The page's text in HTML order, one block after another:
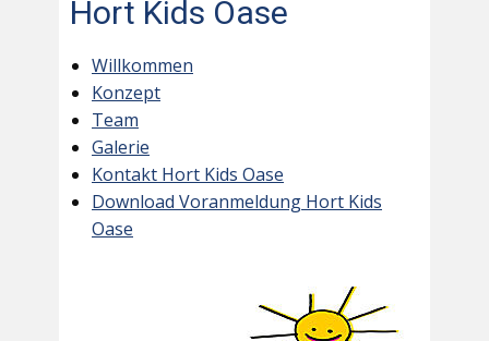
Hort Kids Oase
Willkommen
Konzept
Team
Galerie
Kontakt Hort Kids Oase
Download Voranmeldung Hort Kids
Oase